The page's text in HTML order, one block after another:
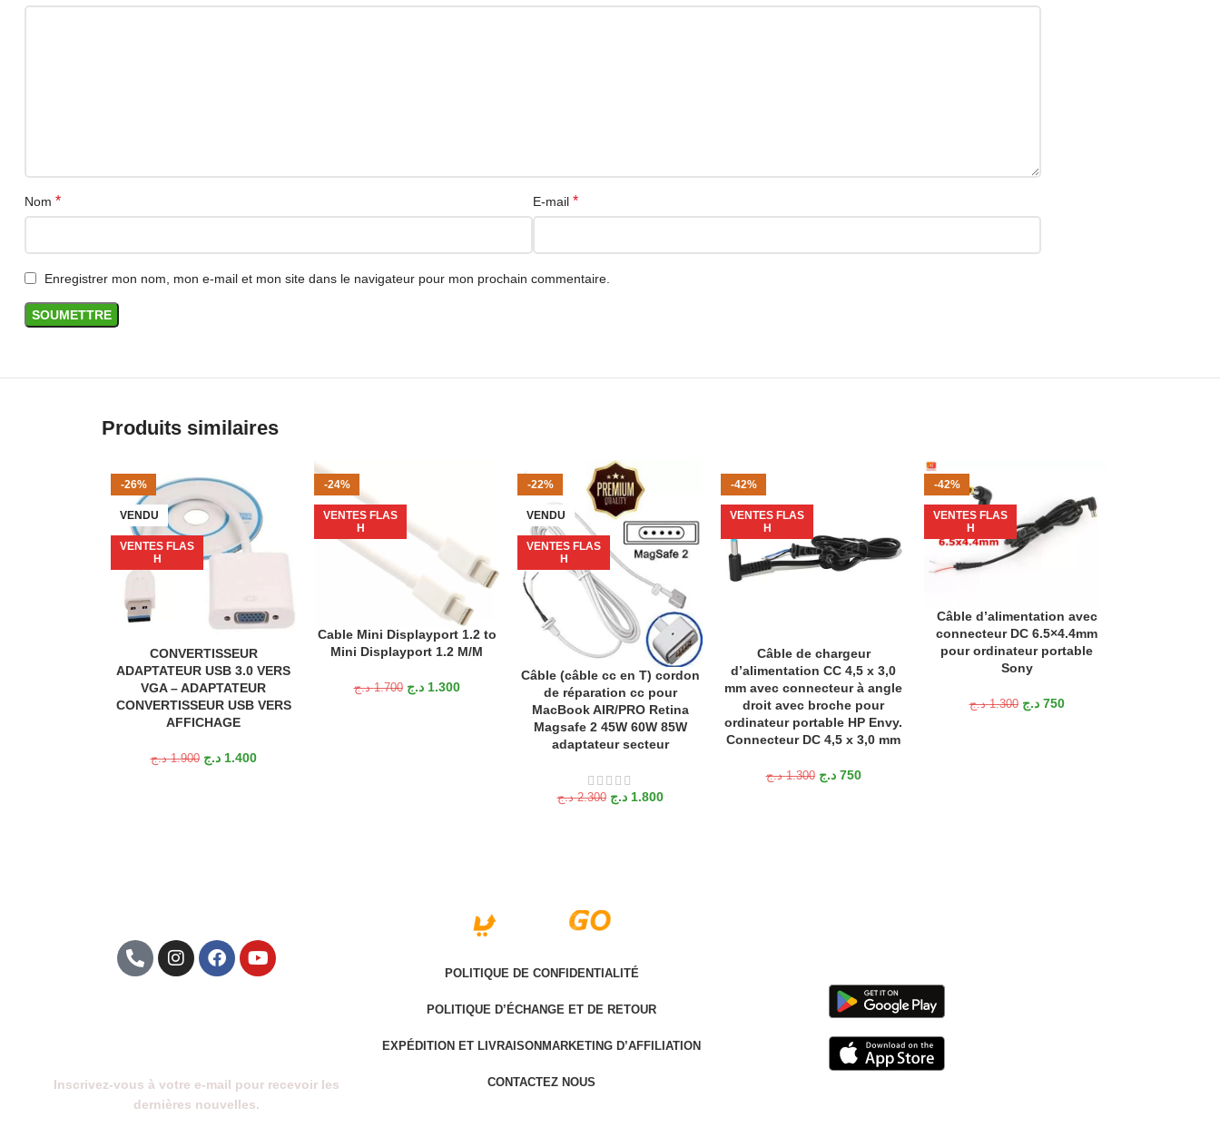
• Format 60% pour un maximum de place sur le bureau
• Dongle USB : Oui (récepteur 2.4G)
• Connectique : USB pour la recharge
Nom * E-mail *
Enregistrer mon nom, mon e-mail et mon site dans le navigateur pour mon prochain commentaire.
Produits similaires
-26%
VENDU
VENTES FLAS
H
LIRE LA SUITE
CONVERTISSEUR
ADAPTATEUR USB 3.0 VERS
VGA – ADAPTATEUR
CONVERTISSEUR USB VERS
AFFICHAGE
1.900 د.ج 1.400 د.ج
-24%
VENTES FLAS
H
AJOUTER AU PANIER
Cable Mini Displayport 1.2 to
Mini Displayport 1.2 M/M
1.700 د.ج 1.300 د.ج
-22%
VENDU
VENTES FLAS
H
LIRE LA SUITE
Câble (câble cc en T) cordon
de réparation cc pour
MacBook AIR/PRO Retina
Magsafe 2 45W 60W 85W
adaptateur secteur
2.300 د.ج 1.800 د.ج
-42%
VENTES FLAS
H
AJOUTER AU PANIER
Câble de chargeur
d’alimentation CC 4,5 x 3,0
mm avec connecteur à angle
droit avec broche pour
ordinateur portable HP Envy.
Connecteur DC 4,5 x 3,0 mm
1.300 د.ج 750 د.ج
-42%
VENTES FLAS
H
AJOUTER AU PANIER
Câble d’alimentation avec
connecteur DC 6.5×4.4mm
pour ordinateur portable
Sony
1.300 د.ج 750 د.ج
Inscrivez-vous à votre e-mail pour recevoir les
dernières nouvelles.
POLITIQUE DE CONFIDENTIALITÉ
POLITIQUE D’ÉCHANGE ET DE RETOUR
EXPÉDITION ET LIVRAISON MARKETING D’AFFILIATION
CONTACTEZ NOUS